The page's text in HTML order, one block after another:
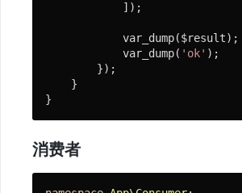
Kafka
Nsq
FastCacheQueue
            ]);
            var_dump($result);
            var_dump(
'ok' );
        });
    }
}
消费者